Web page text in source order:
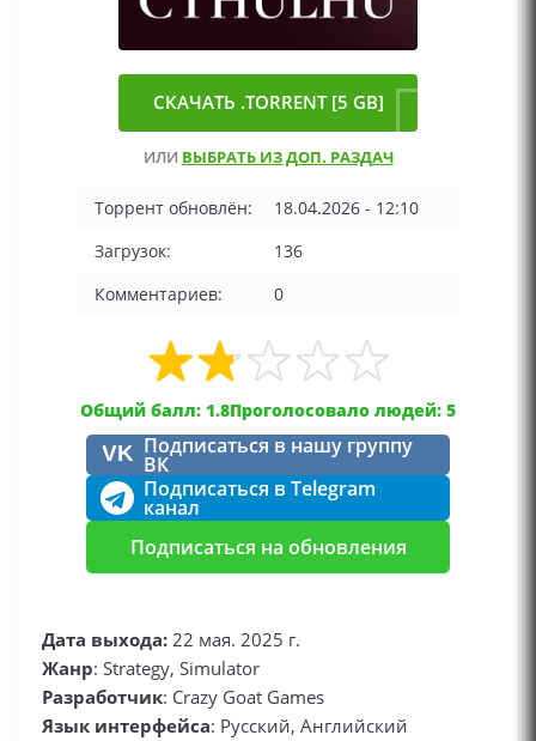
СКАЧАТЬ .TORRENT [5 GB]
ИЛИ ВЫБРАТЬ ИЗ ДОП. РАЗДАЧ
Торрент обновлён:
18.04.2026 - 12:10
Загрузок:
136
Комментариев:
0
Общий балл: 1.8Проголосовало людей: 5
VK Подписаться в нашу группу
ВК
Подписаться в Telegram
канал
Подписаться на обновления
Дата выхода: 22 мая. 2025 г.
Жанр: Strategy, Simulator
Разработчик: Crazy Goat Games
Язык интерфейса: Русский, Английский